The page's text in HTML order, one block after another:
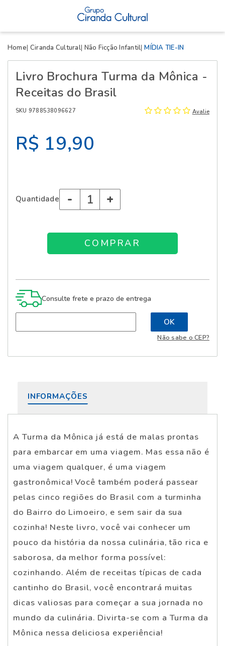
Home Ciranda Cultural Não Ficção Infantil MÍDIA TIE-IN
Livro Brochura Turma da Mônica -
Receitas do Brasil
SKU 9788538096627 Avalie
R$ 19,90
Quantidade - +
Consulte frete e prazo de entrega
Não sabe o CEP?
INFORMAÇÕES
A Turma da Mônica já está de malas prontas
para embarcar em uma viagem. Mas essa não é
uma viagem qualquer, é uma viagem
gastronômica! Você também poderá passear
pelas cinco regiões do Brasil com a turminha
do Bairro do Limoeiro, e sem sair da sua
cozinha! Neste livro, você vai conhecer um
pouco da história da nossa culinária, tão rica e
saborosa, da melhor forma possível:
cozinhando. Além de receitas típicas de cada
cantinho do Brasil, você encontrará muitas
dicas valiosas para começar a sua jornada no
mundo da culinária. Divirta-se com a Turma da
Mônica nessa deliciosa experiência!